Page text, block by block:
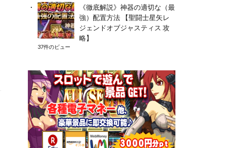
《徹底解説》神器の適切な（最
強）配置方法 【聖闘士星矢レ
ジェンドオブジャスティス 攻
略】
37件のビュー